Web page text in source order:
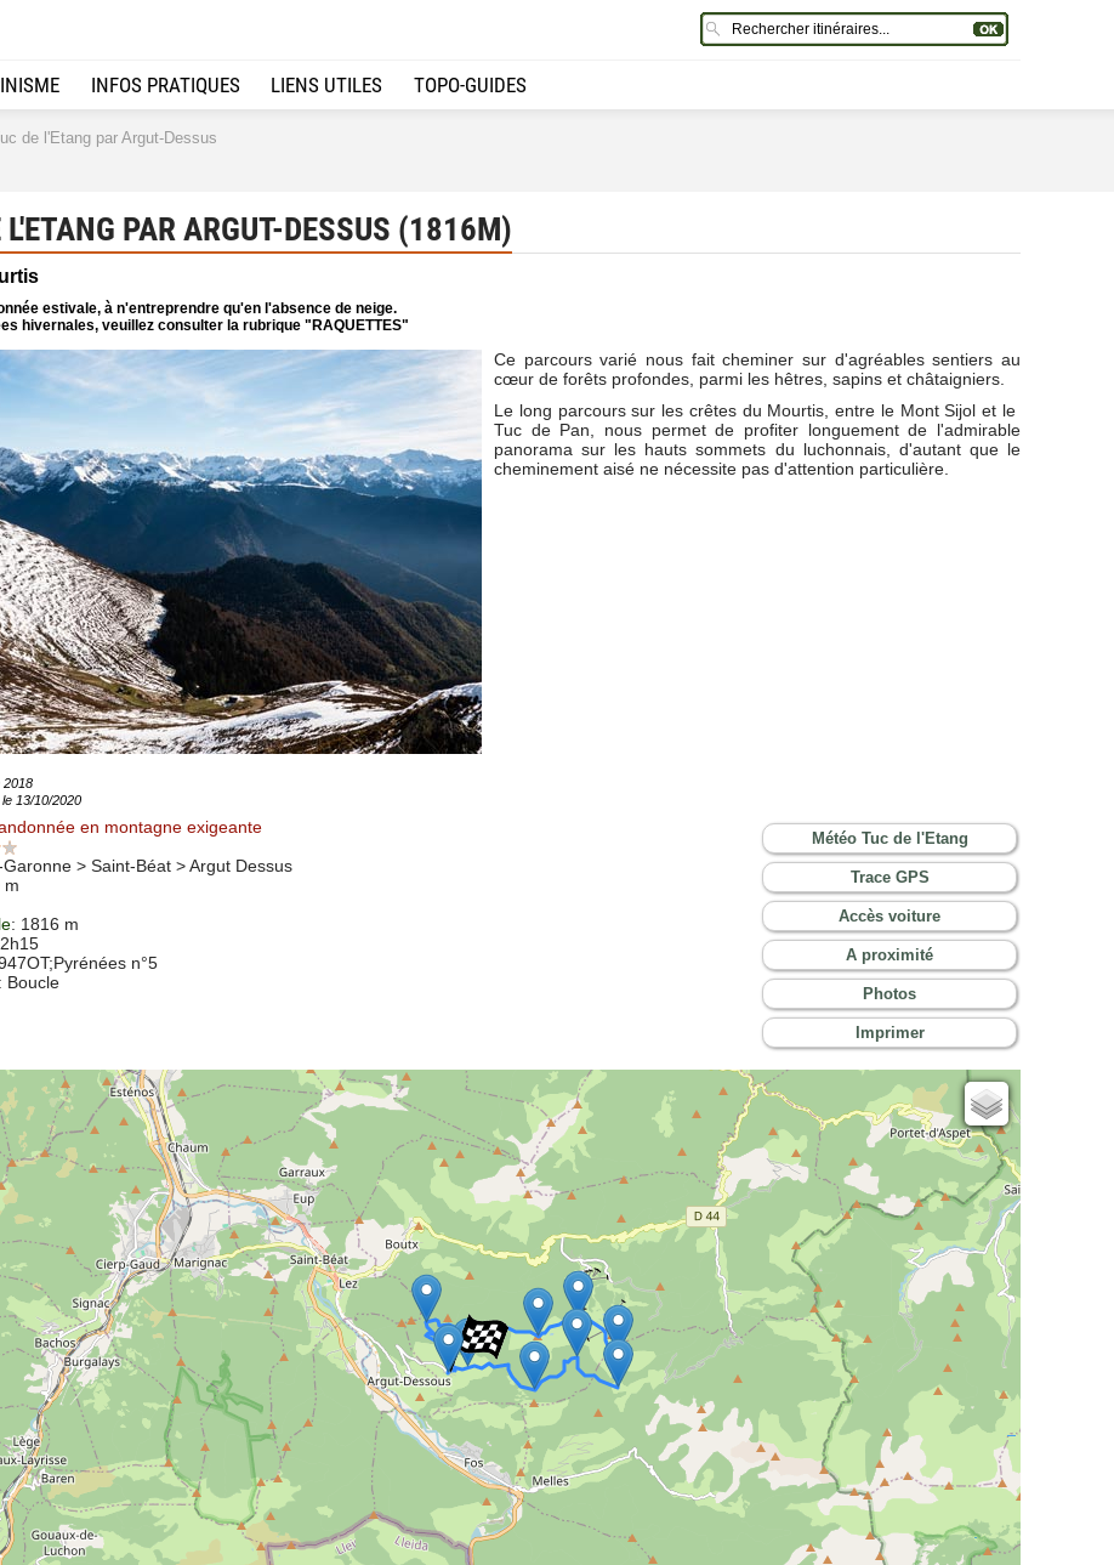
INFOS PRATIQUES LIENS UTILES TOPO-GUIDES
de l'Etang par Argut-Dessus
L'ETANG PAR ARGUT-DESSUS (1816M)
estivale, à n'entreprendre qu'en l'absence de neige.
hivernales, veuillez consulter la rubrique "RAQUETTES"
Ce parcours varié nous fait cheminer sur d'agréables sentiers au
cœur de forêts profondes, parmi les hêtres, sapins et châtaigniers.
Le long parcours sur les crêtes du Mourtis, entre le Mont Sijol et le
Tuc de Pan, nous permet de profiter longuement de l'admirable
panorama sur les hauts sommets du luchonnais, d'autant que le
cheminement aisé ne nécessite pas d'attention particulière.
2018
13/10/2020
en montagne exigeante
Garonne > Saint-Béat >Argut Dessus
m
: 1816 m
;Pyrénées n°5
: Boucle
Météo Tuc de l'Etang
Trace GPS
Accès voiture
A proximité
Photos
Imprimer
Cartes IGN
Open Topo Map
Open Street Map
ESRI Word Imagery
Photographies aériennes